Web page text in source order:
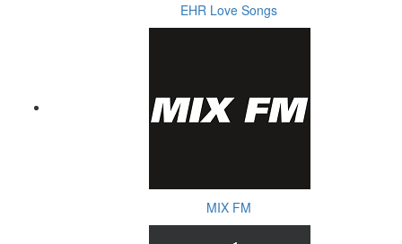
EHR Love Songs
MIX FM